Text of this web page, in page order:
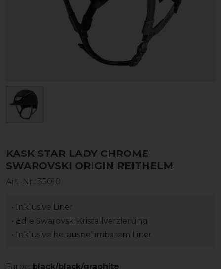
KASK STAR LADY CHROME
SWAROVSKI ORIGIN REITHELM
Art.-Nr.: 35010
• Inklusive Liner
• Edle Swarovski Kristallverzierung
• Inklusive herausnehmbarem Liner
Farbe: black/black/graphite